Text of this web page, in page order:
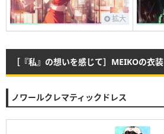
拡大
［『私』の想いを感じて］MEIKOの衣装
ノワールクレマティックドレス